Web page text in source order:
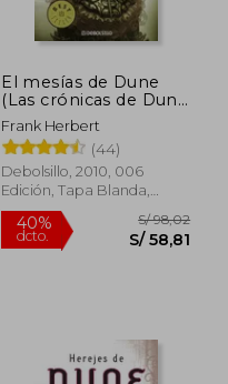
El mesías de Dune
(Las crónicas de Dune
2)
Frank Herbert
(44)
Debolsillo, 2010, 006
Edición, Tapa Blanda,
Usado